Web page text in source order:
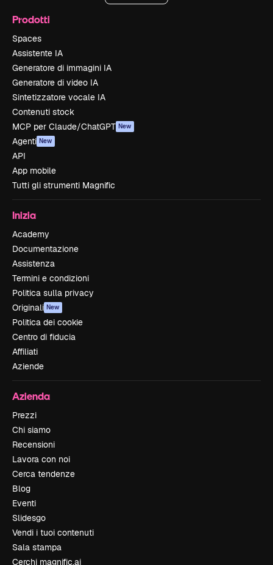
Prodotti
Spaces
Assistente IA
Generatore di immagini IA
Generatore di video IA
Sintetizzatore vocale IA
Contenuti stock
MCP per Claude/ChatGPT New
Agenti New
API
App mobile
Tutti gli strumenti Magnific
Inizia
Academy
Documentazione
Assistenza
Termini e condizioni
Politica sulla privacy
Originali New
Politica dei cookie
Centro di fiducia
Affiliati
Aziende
Azienda
Prezzi
Chi siamo
Recensioni
Lavora con noi
Cerca tendenze
Blog
Eventi
Slidesgo
Vendi i tuoi contenuti
Sala stampa
Cerchi magnific.ai